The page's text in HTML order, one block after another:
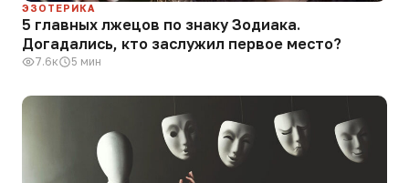
ЭЗОТЕРИКА
5 главных лжецов по знаку Зодиака.
Догадались, кто заслужил первое место?
7.6к 5 мин